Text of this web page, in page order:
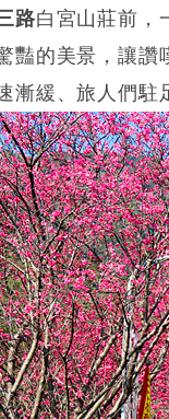
路白宮山莊前，
豔的美景，讓讚
漸緩、旅人們駐